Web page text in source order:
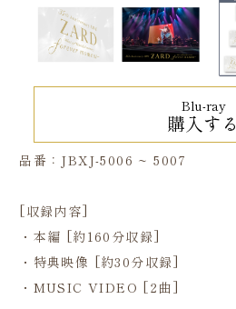
Blu-ray
購入する
品番：JBXJ-5006 ~ 5007
[収録内容]
・本編 [約160分収録]
・特典映像 [約30分収録]
・MUSIC VIDEO [2曲]